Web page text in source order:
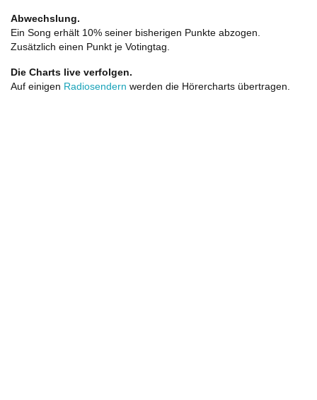
Abwechslung.
Ein Song erhält 10% seiner bisherigen Punkte abzogen.
Zusätzlich einen Punkt je Votingtag.
Die Charts live verfolgen.
Auf einigen Radiosendern werden die Hörercharts übertragen.